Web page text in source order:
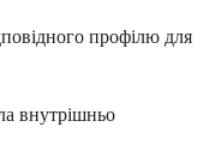
профілю для
внутрішньо